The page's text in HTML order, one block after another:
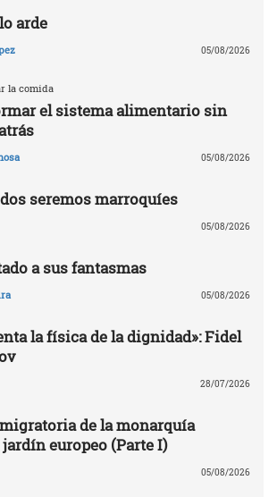
arde
05/08/2026
la comida
el sistema alimentario sin
05/08/2026
seremos marroquíes
05/08/2026
a sus fantasmas
05/08/2026
la física de la dignidad»: Fidel
28/07/2026
de la monarquía
europeo (Parte I)
05/08/2026